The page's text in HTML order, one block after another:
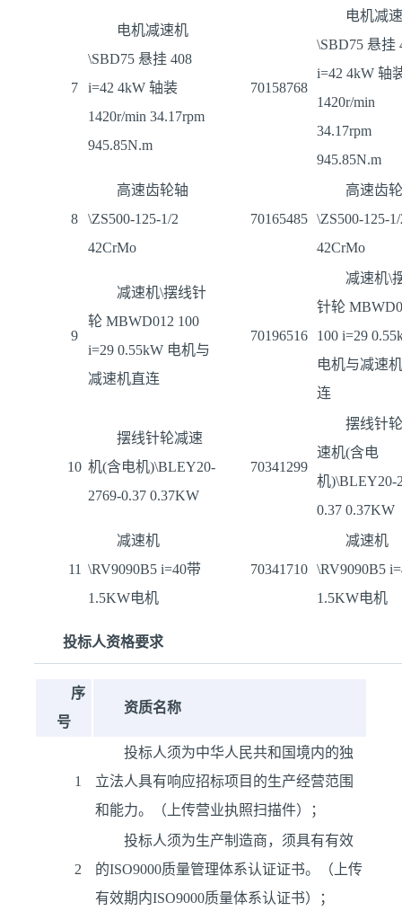
7
电机减速机
\SBD75 悬挂 408
i=42 4kW 轴装
1420r/min 34.17rpm
945.85N.m
70158768
电机减
\SBD75 悬挂
i=42 4kW 轴
1420r/min
34.17rpm
945.85N.m
8
高速齿轮轴
\ZS500-125-1/2
42CrMo
70165485
高速齿
\ZS500-125-
42CrMo
9
减速机\摆线针
轮 MBWD012 100
i=29 0.55kW 电机与
减速机直连
70196516
减速机\
针轮
100 i=29
电机与减速
连
10
摆线针轮减速
机(含电机)\BLEY20-
2769-0.37 0.37KW
70341299
摆线针
速机(含电
机)\BLEY20-
0.37 0.37KW
11
减速机
\RV9090B5 i=40带
1.5KW电机
70341710
减速机
\RV9090B5
1.5KW电机
投标人资格要求
序
号
资质名称
1
投标人须为中华人民共和国境内的独
立法人具有响应招标项目的生产经营范围
和能力。（上传营业执照扫描件）；
2
投标人须为生产制造商，须具有有效
的ISO9000质量管理体系认证证书。（上传
有效期内ISO9000质量体系认证书）；